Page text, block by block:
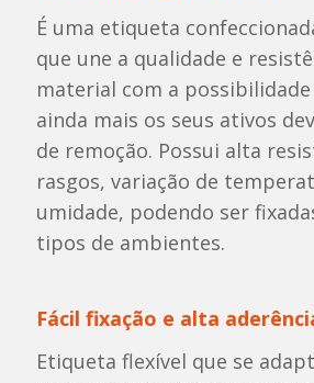
É uma etiqueta
que une a qualidade e
material com a
ainda mais os seus ativos
de remoção. Possui alta
rasgos, variação de
umidade, podendo ser
tipos de ambientes.
Fácil fixação e alta
Etiqueta flexível que se